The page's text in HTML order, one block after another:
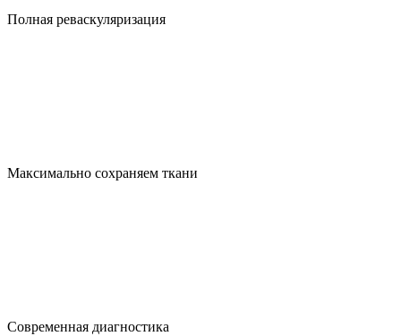
Полная реваскуляризация
Максимально сохраняем ткани
Современная диагностика